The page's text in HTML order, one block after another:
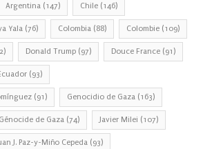
Argentina (147) Chile (146)
Yala (76) Colombia (88) Colombie (109)
Donald Trump (97) Douce France (91)
(93)
(91) Genocidio de Gaza (163)
Génocide de Gaza (74) Javier Milei (107)
J. Paz-y-Miño Cepeda (93)